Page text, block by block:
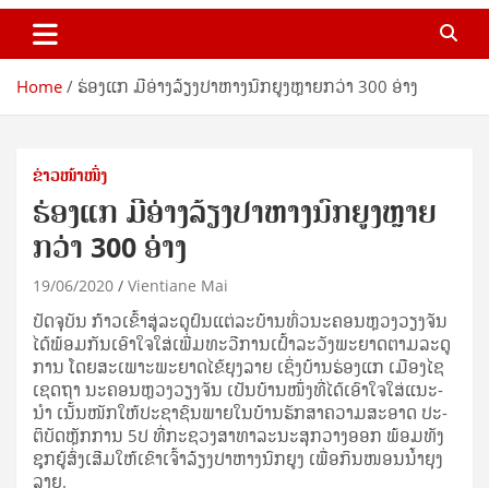
Home ຮ່ອງແກ ມີອ່າງລ້ຽງປາຫາງນົກຍູງຫຼາຍກວ່າ 300 ອ່າງ
ຂ່າວໜ້າໜຶ່ງ
ຮ່ອງແກ ມີອ່າງລ້ຽງປາຫາງນົກຍູງຫຼາຍ
ກວ່າ 300 ອ່າງ
19/06/2020 Vientiane Mai
ປັດ­ຈຸ­ບັນ ກ້າວ​ເຂົ້າ​ສູ່​ລະ­ດູ­ຝົນ​ແຕ່​ລະ​ບ້ານ​ທົ່ວ​ນະ­ຄອນ­ຫຼວງ​ວຽງ​ຈັນ
ໄດ້​ພ້ອມ​ກັນ​ເອົາ­ໃຈ­ໃສ່​ເພີ່ມ​ທະ­ວີ​ການ​ເຝົ້າ​ລະ­ວັງ​ພະ­ຍາດ​ຕາມ​ລະ­ດູ​
ການ ໂດຍ​ສະ­ເພາະ​ພະ­ຍາດ​ໄຂ້­ຍຸງ​ລາຍ ເຊິ່ງ​ບ້ານ​ຮ່ອງ​ແກ ເມືອງ​ໄຊ​
ເຊດ​ຖາ ນະ­ຄອນ­ຫຼວງ​ວຽງ​ຈັນ ເປັນ​ບ້ານ​ໜຶ່ງ​ທີ່​ໄດ້​ເອົາ­ໃຈ­ໃສ່​ແນະ­
ນຳ ເນັ້ນ​ໜັກ​ໃຫ້​ປະ­ຊາ­ຊົນ​ພາຍ​ໃນ​ບ້ານ​ຮັກ­ສາ​ຄວາມ​ສະ­ອາດ ປະ­
ຕິ­ບັດ​ຫຼັກ­ການ 5ປ ທີ່​ກະ­ຊວງ​ສາ­ທາ­ລະ­ນະ​ສຸ​ກວາງ​ອອກ ພ້ອມ​ທັງ​
ຊຸກ­ຍູ້​ສົ່ງ­ເສີມ​ໃຫ້​ເຂົາ­ເຈົ້າ​ລ້ຽງ​ປາ​ຫາງ​ນົກ​ຍູງ ເພື່ອ​ກິນ​ໜອນ​ນ້ຳ​ຍຸງ​
ລາຍ.